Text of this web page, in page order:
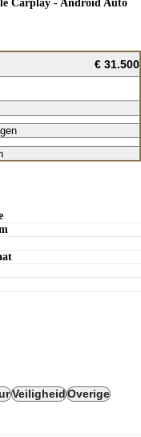
Carplay - Android Auto
€ 31.500
VeiligheidOverige